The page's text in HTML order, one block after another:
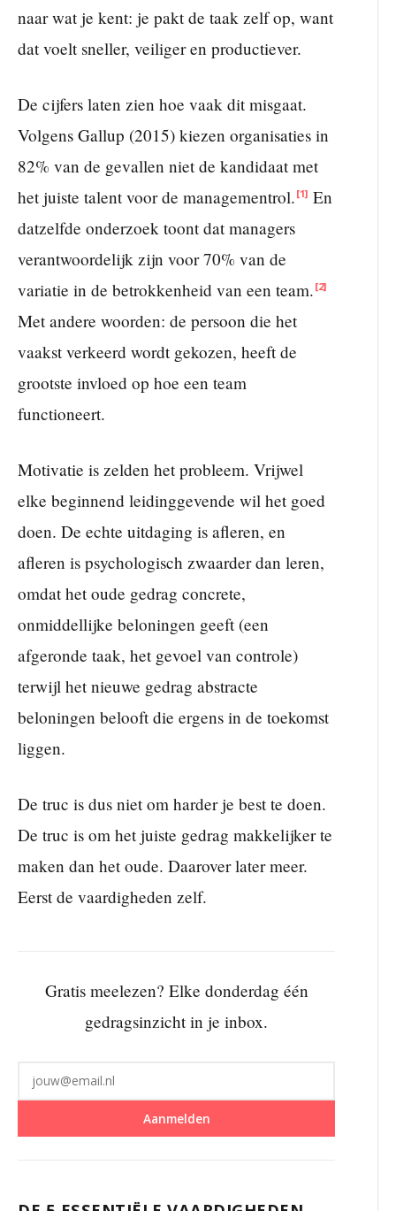
naar wat je kent: je pakt de taak zelf op, want
dat voelt sneller, veiliger en productiever.
De cijfers laten zien hoe vaak dit misgaat.
Volgens Gallup (2015) kiezen organisaties in
82% van de gevallen niet de kandidaat met
het juiste talent voor de managementrol. [1] En
datzelfde onderzoek toont dat managers
verantwoordelijk zijn voor 70% van de
variatie in de betrokkenheid van een team. [2]
Met andere woorden: de persoon die het
vaakst verkeerd wordt gekozen, heeft de
grootste invloed op hoe een team
functioneert.
Motivatie is zelden het probleem. Vrijwel
elke beginnend leidinggevende wil het goed
doen. De echte uitdaging is afleren, en
afleren is psychologisch zwaarder dan leren,
omdat het oude gedrag concrete,
onmiddellijke beloningen geeft (een
afgeronde taak, het gevoel van controle)
terwijl het nieuwe gedrag abstracte
beloningen belooft die ergens in de toekomst
liggen.
De truc is dus niet om harder je best te doen.
De truc is om het juiste gedrag makkelijker te
maken dan het oude. Daarover later meer.
Eerst de vaardigheden zelf.
Gratis meelezen? Elke donderdag één
gedragsinzicht in je inbox.
Aanmelden